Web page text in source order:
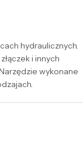
hydraulicznych.
i innych
wykonane